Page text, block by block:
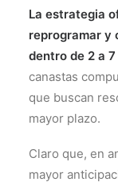
La estrategia
reprogramar y
dentro de 2 a
canastas
que buscan
mayor plazo.
Claro que, en
mayor